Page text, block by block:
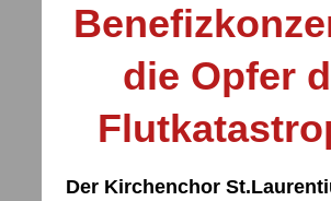
die Opfer
Der Kirchenchor